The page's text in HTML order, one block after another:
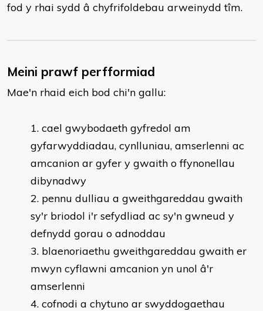
fod y rhai sydd â chyfrifoldebau arweinydd tîm.
Meini prawf perfformiad
Mae'n rhaid eich bod chi'n gallu:
cael gwybodaeth gyfredol am
gyfarwyddiadau, cynlluniau, amserlenni ac
amcanion ar gyfer y gwaith o ffynonellau
dibynadwy
pennu dulliau a gweithgareddau gwaith
sy'r briodol i'r sefydliad ac sy'n gwneud y
defnydd gorau o adnoddau
blaenoriaethu gweithgareddau gwaith er
mwyn cyflawni amcanion yn unol â'r
amserlenni
cofnodi a chytuno ar swyddogaethau